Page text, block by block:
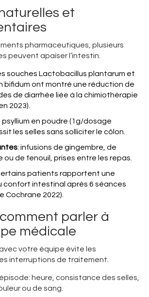
et
pharmaceutiques, plusieurs
peuvent apaiser l’intestin.
souches Lactobacillus plantarum et
bifidum ont montré une réduction de
de diarrhée liée à la chimiothérapie
2023).
psyllium en poudre (1g/dosage
les selles sans solliciter le côlon.
: infusions de gingembre, de
ou de fenouil, prises entre les repas.
patients rapportent une
confort intestinal après 6 séances
Cochrane 2022).
parler à
médicale
votre équipe évite les
interruptions de traitement.
heure, consistance des selles,
ou de sang.